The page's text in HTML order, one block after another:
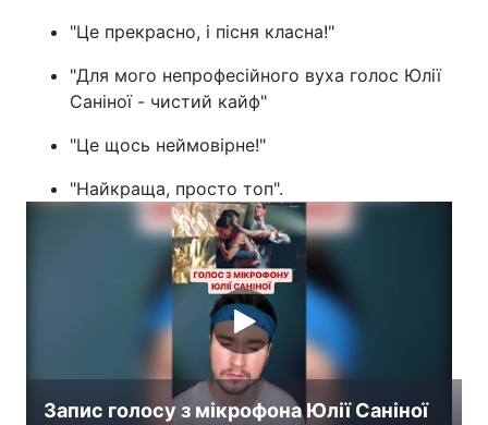
"Це прекрасно, і пісня класна!"
"Для мого непрофесійного вуха голос Юлії
Саніної - чистий кайф"
"Це щось неймовірне!"
"Найкраща, просто топ".
Запис голосу з мікрофона Юлії Саніної